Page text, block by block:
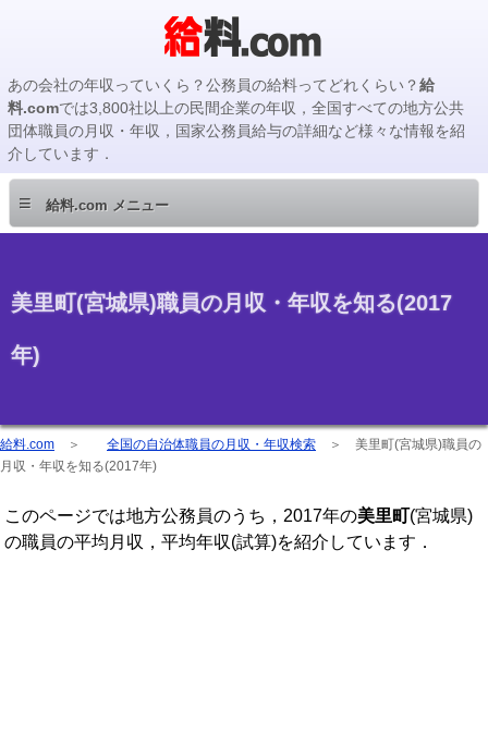
あの会社の年収っていくら？公務員の給料ってどれくらい？給
料.comでは3,800社以上の民間企業の年収，全国すべての地方公共
団体職員の月収・年収，国家公務員給与の詳細など様々な情報を紹
介しています．
≡ 給料.com メニュー
美里町(宮城県)職員の月収・年収を知る(2017
年)
給料.com ＞ 全国の自治体職員の月収・年収検索 ＞ 美里町(宮城県)職員の
月収・年収を知る(2017年)
このページでは地方公務員のうち，2017年の美里町(宮城県)
の職員の平均月収，平均年収(試算)を紹介しています．